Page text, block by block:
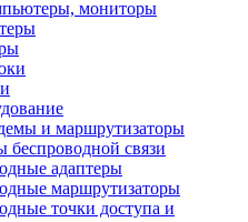
мониторы
и маршрутизаторы
беспроводной связи
адаптеры
маршрутизаторы
точки доступа и